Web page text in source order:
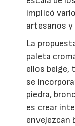
implicó
artesanos
La
paleta
ellos beige,
se
piedra,
es crear
envejezcan